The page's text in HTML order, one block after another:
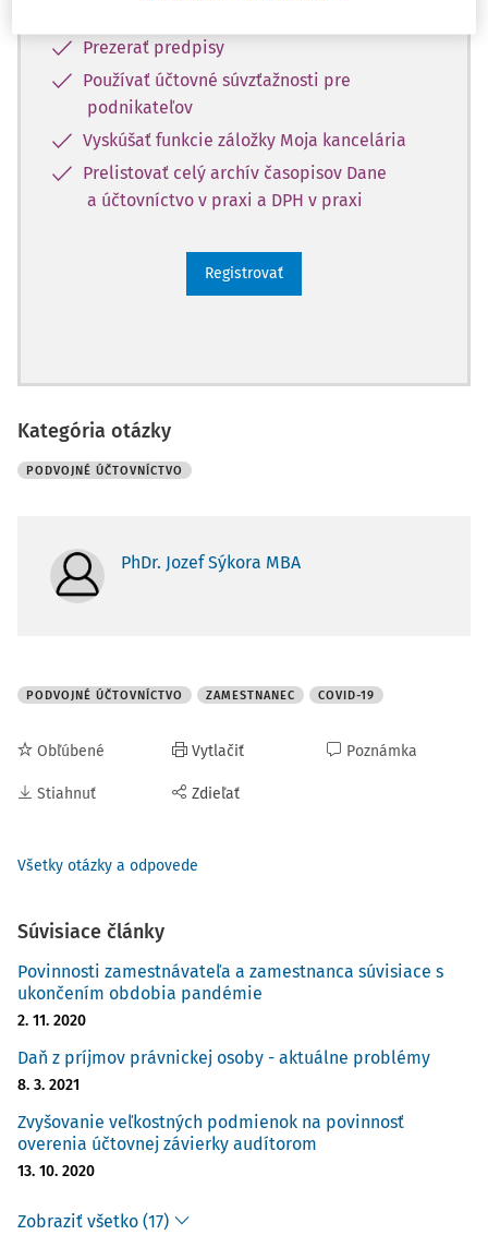
Prezerať predpisy
Používať účtovné súvzťažnosti pre
podnikateľov
Vyskúšať funkcie záložky Moja kancelária
Prelistovať celý archív časopisov Dane
a účtovníctvo v praxi a DPH v praxi
Registrovať
Kategória otázky
PODVOJNÉ ÚČTOVNÍCTVO
PhDr. Jozef Sýkora MBA
PODVOJNÉ ÚČTOVNÍCTVO ZAMESTNANEC COVID-19
Obľúbené
Stiahnuť
Vytlačiť
Zdieľať
Poznámka
Všetky otázky a odpovede
Súvisiace články
Povinnosti zamestnávateľa a zamestnanca súvisiace s
ukončením obdobia pandémie
2. 11. 2020
Daň z príjmov právnickej osoby - aktuálne problémy
8. 3. 2021
Zvyšovanie veľkostných podmienok na povinnosť
overenia účtovnej závierky audítorom
13. 10. 2020
Zobraziť všetko (17)